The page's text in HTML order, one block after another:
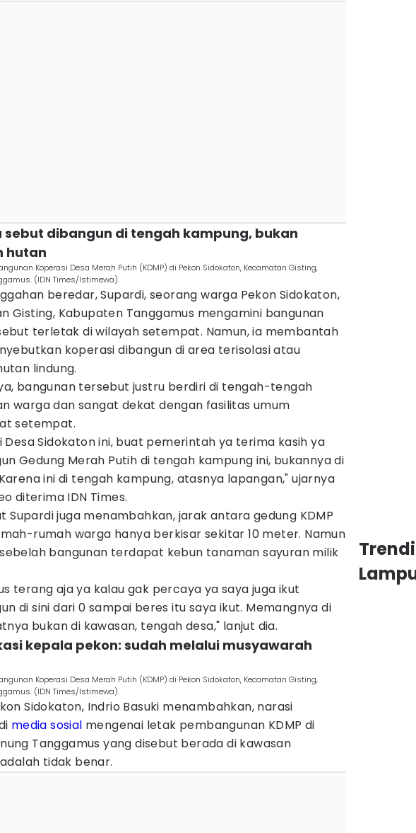
sebut dibangun di tengah kampung, bukan
hutan
Koperasi Desa Merah Putih (KDMP) di Pekon Sidokaton, Kecamatan Gisting,
(IDN Times/Istimewa).
beredar, Supardi, seorang warga Pekon Sidokaton,
Gisting, Kabupaten Tanggamus mengamini bangunan
terletak di wilayah setempat. Namun, ia membantah
koperasi dibangun di area terisolasi atau
lindung.
bangunan tersebut justru berdiri di tengah-tengah
warga dan sangat dekat dengan fasilitas umum
setempat.
Desa Sidokaton ini, buat pemerintah ya terima kasih ya
Gedung Merah Putih di tengah kampung ini, bukannya di
ini di tengah kampung, atasnya lapangan," ujarnya
diterima IDN Times.
Supardi juga menambahkan, jarak antara gedung KDMP
rumah warga hanya berkisar sekitar 10 meter. Namun
bangunan terdapat kebun tanaman sayuran milik
terang aja ya kalau gak percaya ya saya juga ikut
di sini dari 0 sampai beres itu saya ikut. Memangnya di
bukan di kawasan, tengah desa," lanjut dia.
kepala pekon: sudah melalui musyawarah
Koperasi Desa Merah Putih (KDMP) di Pekon Sidokaton, Kecamatan Gisting,
(IDN Times/Istimewa).
Sidokaton, Indrio Basuki menambahkan, narasi
media sosial mengenai letak pembangunan KDMP di
Tanggamus yang disebut berada di kawasan
tidak benar.